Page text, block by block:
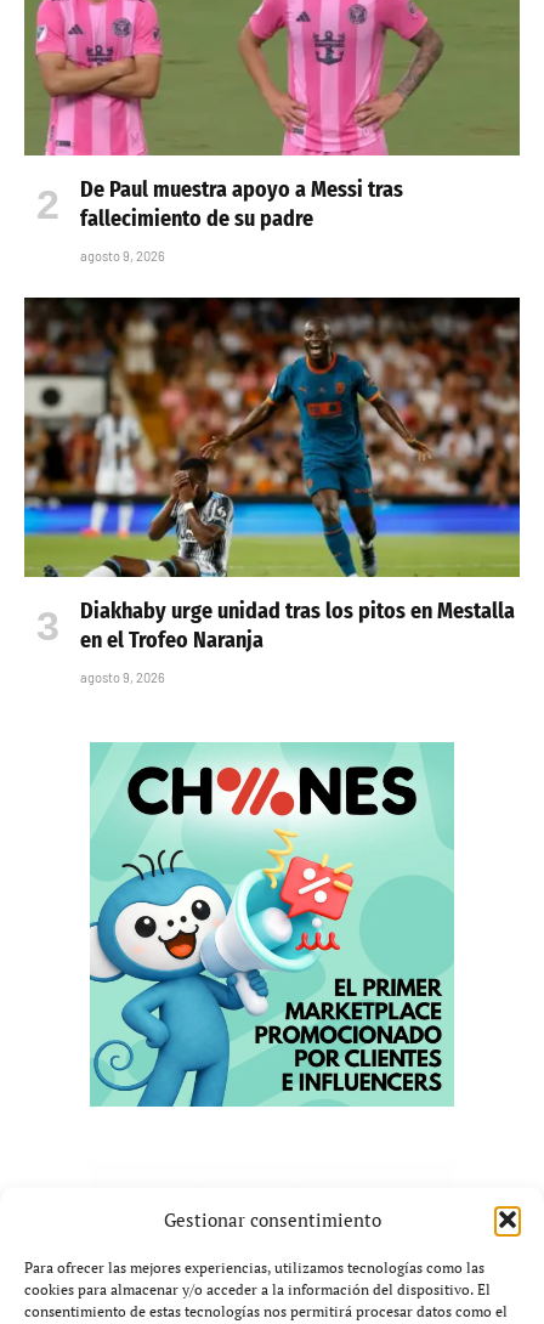
Gestionar consentimiento
Para ofrecer las mejores experiencias, utilizamos tecnologías como las
cookies para almacenar y/o acceder a la información del dispositivo. El
consentimiento de estas tecnologías nos permitirá procesar datos como el
De Paul muestra apoyo a Messi tras
fallecimiento de su padre
agosto 9, 2026
Diakhaby urge unidad tras los pitos en Mestalla
en el Trofeo Naranja
agosto 9, 2026